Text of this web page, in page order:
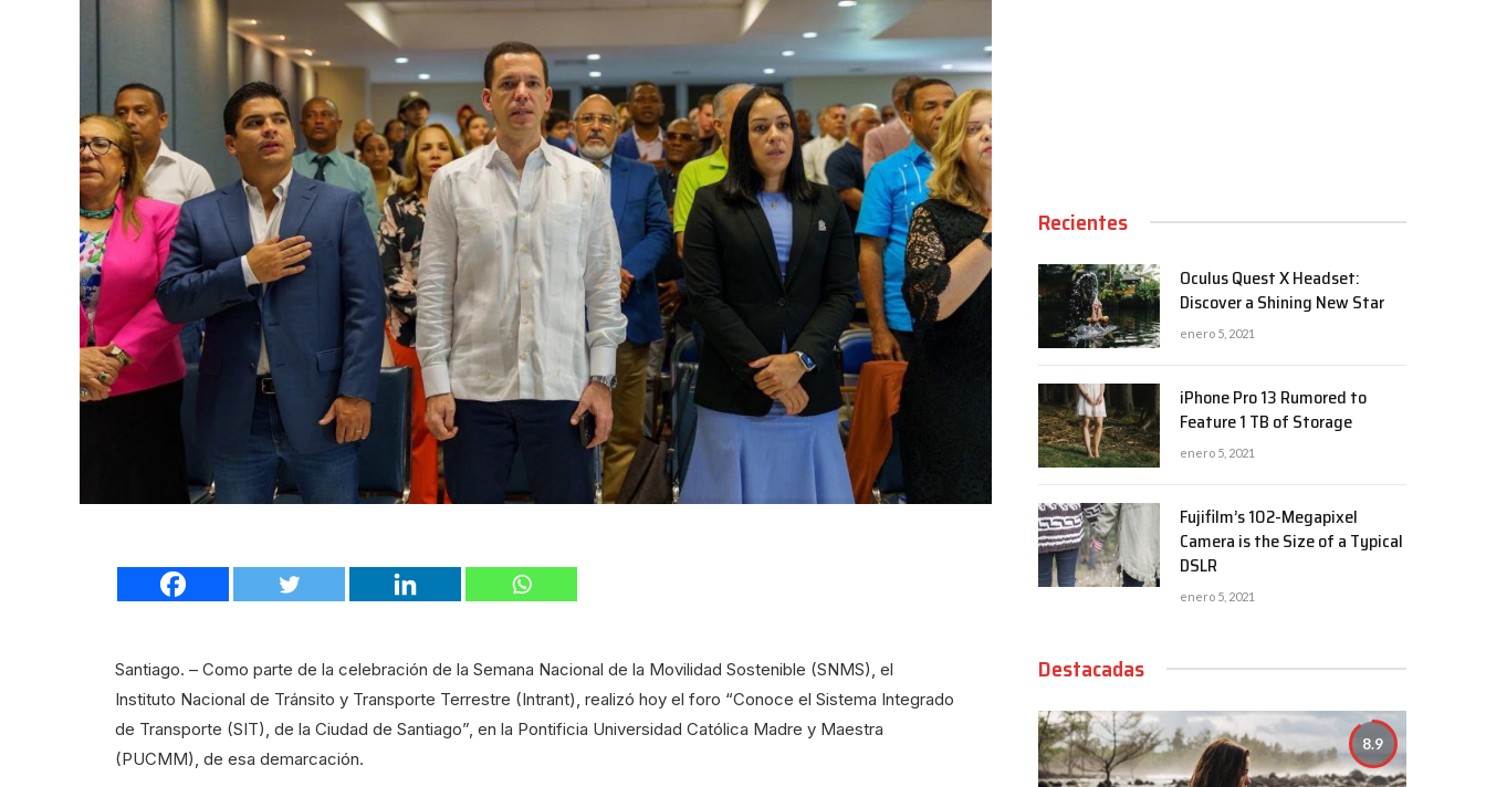
Santiago. – Como parte de la celebración de la Semana Nacional de la Movilidad Sostenible (SNMS), el
Instituto Nacional de Tránsito y Transporte Terrestre (Intrant), realizó hoy el foro “Conoce el Sistema Integrado
de Transporte (SIT), de la Ciudad de Santiago”, en la Pontificia Universidad Católica Madre y Maestra
(PUCMM), de esa demarcación.
Recientes
Oculus Quest X Headset:
Discover a Shining New Star
enero 5, 2021
iPhone Pro 13 Rumored to
Feature 1 TB of Storage
enero 5, 2021
Fujifilm’s 102-Megapixel
Camera is the Size of a Typical
DSLR
enero 5, 2021
Destacadas
8.9